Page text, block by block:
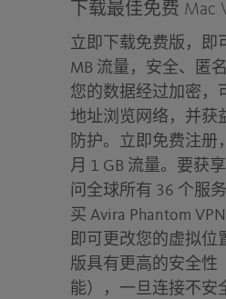
下载最佳免费 Mac
立即下载免费版，即
MB 流量，安全、匿
您的数据经过加密，
地址浏览网络，并获
防护。立即免费注册
月 1 GB 流量。要获
问全球所有 36 个服
买 Avira Phantom
即可更改您的虚拟位
版具有更高的安全性
能），一旦连接不安